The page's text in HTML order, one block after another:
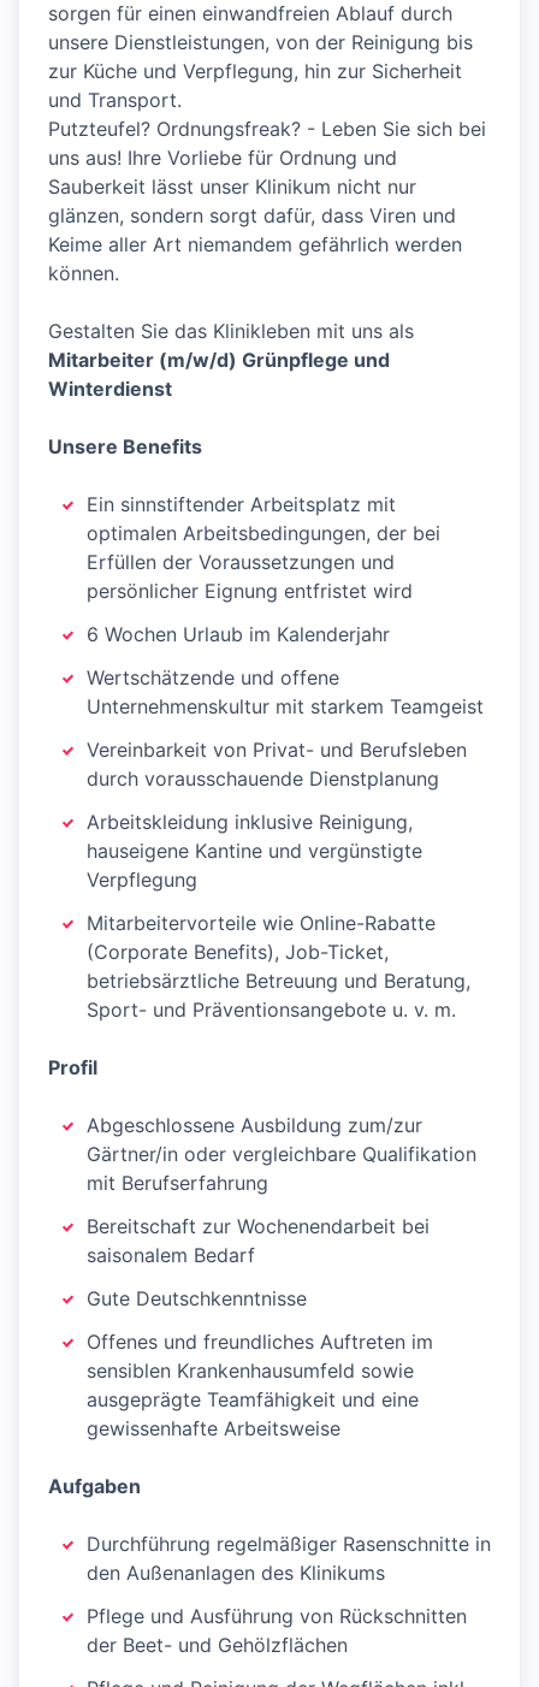
sorgen für einen einwandfreien Ablauf durch
unsere Dienstleistungen, von der Reinigung bis
zur Küche und Verpflegung, hin zur Sicherheit
und Transport.
Putzteufel? Ordnungsfreak? - Leben Sie sich bei
uns aus! Ihre Vorliebe für Ordnung und
Sauberkeit lässt unser Klinikum nicht nur
glänzen, sondern sorgt dafür, dass Viren und
Keime aller Art niemandem gefährlich werden
können.
Gestalten Sie das Klinikleben mit uns als
Mitarbeiter (m/w/d) Grünpflege und
Winterdienst
Unsere Benefits
Ein sinnstiftender Arbeitsplatz mit
optimalen Arbeitsbedingungen, der bei
Erfüllen der Voraussetzungen und
persönlicher Eignung entfristet wird
6 Wochen Urlaub im Kalenderjahr
Wertschätzende und offene
Unternehmenskultur mit starkem Teamgeist
Vereinbarkeit von Privat- und Berufsleben
durch vorausschauende Dienstplanung
Arbeitskleidung inklusive Reinigung,
hauseigene Kantine und vergünstigte
Verpflegung
Mitarbeitervorteile wie Online-Rabatte
(Corporate Benefits), Job-Ticket,
betriebsärztliche Betreuung und Beratung,
Sport- und Präventionsangebote u. v. m.
Profil
Abgeschlossene Ausbildung zum/zur
Gärtner/in oder vergleichbare Qualifikation
mit Berufserfahrung
Bereitschaft zur Wochenendarbeit bei
saisonalem Bedarf
Gute Deutschkenntnisse
Offenes und freundliches Auftreten im
sensiblen Krankenhausumfeld sowie
ausgeprägte Teamfähigkeit und eine
gewissenhafte Arbeitsweise
Aufgaben
Durchführung regelmäßiger Rasenschnitte in
den Außenanlagen des Klinikums
Pflege und Ausführung von Rückschnitten
der Beet- und Gehölzflächen